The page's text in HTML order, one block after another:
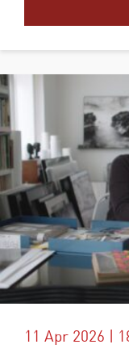
11 Apr 2026 |